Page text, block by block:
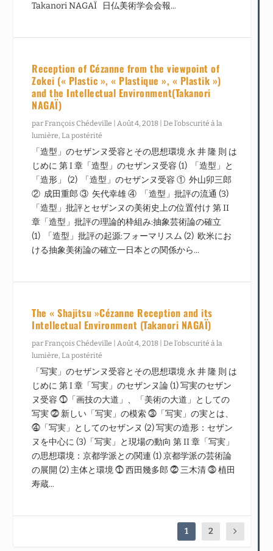
Takanori NAGAÏ 日仏美術学会会報...
Reception of Cézanne from the viewpoint of
Zokei (« Plastic », « Plastique », « Plastik »)
and the Intellectual Environment(Takanori
NAGAÏ)
parFrançois Chédeville |Août 4, 2018 |De l’obscurité à la
lumière,La postérité
「造型」のセザンヌ受容とその思想環境 永 井 隆 則 は
じめに 第 I 章「造型」のセザンヌ受容 (1) 「造型」と
「造形」 (2) 「造型」のセザンヌ受容 ① 外山卯三郎
② 成田重郎 ③ 矢代幸雄 ④ 「造型」批評の流通 (3)
「造型」批評とセザンヌの美術史上の位置付け 第 II
章「造型」批評の理論的枠組み:抽象芸術論の確立
(1) 「造型」批評の起源:フォーマリスム (2) 欧米にお
ける抽象美術論の確立一日本との関係から...
The « Shajitsu »Cézanne Reception and its
Intellectual Environment (Takanori NAGAÏ)
parFrançois Chédeville |Août 4, 2018 |De l’obscurité à la
lumière,La postérité
「写実」のセザンヌ受容とその思想環境 永 井 隆 則 は
じめに 第 I 章「写実」のセザンヌ論 (1) 写実のセザン
ヌ受容 ⓵「画技の大道」、「美術の大道」としての
写実 ⓶ 新しい「写実」の模索 ⓷「写実」の実とは、
⓸「写実」としてのセザンヌ (2) 写実の造形：セザン
ヌを中心に (3)「写実」と現場の動向 第 II 章「写実」
の思想環境：京都学派との関連 (1) 京都学派の芸術論
の展開 (2) 主体と環境 ⓵ 西田幾多郎 ⓶ 三木清 ⓷ 植田
寿蔵...
1 2